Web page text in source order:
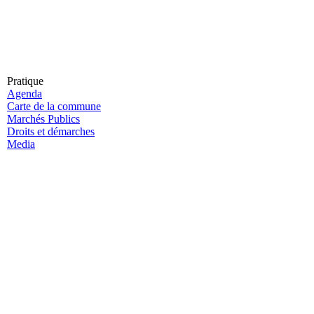
Pratique
Agenda
Carte de la commune
Marchés Publics
Droits et démarches
Media